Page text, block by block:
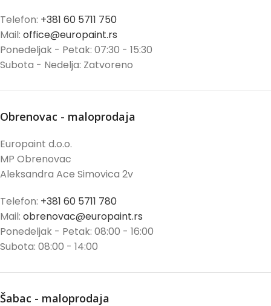
Telefon: +381 60 5711 750
Mail: office@europaint.rs
Ponedeljak - Petak: 07:30 - 15:30
Subota - Nedelja: Zatvoreno
Obrenovac - maloprodaja
Europaint d.o.o.
MP Obrenovac
Aleksandra Ace Simovica 2v
Telefon: +381 60 5711 780
Mail: obrenovac@europaint.rs
Ponedeljak - Petak: 08:00 - 16:00
Subota: 08:00 - 14:00
Šabac - maloprodaja